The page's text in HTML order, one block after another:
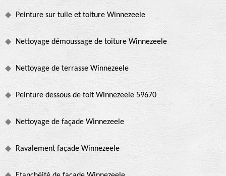
Peinture sur tuile et toiture Winnezeele
Nettoyage démoussage de toiture Winnezeele
Nettoyage de terrasse Winnezeele
Peinture dessous de toit Winnezeele 59670
Nettoyage de façade Winnezeele
Ravalement façade Winnezeele